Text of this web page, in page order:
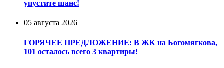
упустите шанс!
05 августа 2026
ГОРЯЧЕЕ ПРЕДЛОЖЕНИЕ: В ЖК на Богомягкова,
101 осталось всего 3 квартиры!